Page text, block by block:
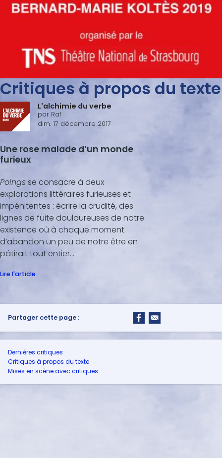
Critiques à propos du texte
L'alchimie du verbe
par Raf
dim. 17 décembre 2017
Une rose malade d’un monde
furieux
Poingsse consacre à deux
explorations littéraires furieuses et
impénitentes : écrire la crudité, des
lignes de fuite douloureuses de notre
existence où à chaque moment
d’abandon un peu de notre être en
pâtirait tout entier…
Lire l'article
Partager cette page :
Dernières critiques
Critiques à propos du texte
Mises en scène avec critiques